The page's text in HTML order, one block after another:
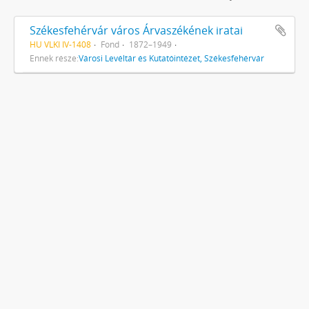
Székesfehérvár város Árvaszékének iratai
HU VLKI IV-1408 Fond
1872–1949
Ennek része:Városi Levéltár és Kutatóintézet, Székesfehérvár